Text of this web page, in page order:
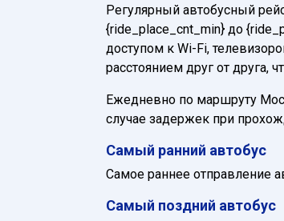
Регулярный автобусный
{ride_place_cnt_min} до
доступом к Wi-Fi,
расстоянием друг от друга,
Ежедневно по маршруту
случае задержек при
Самый ранний автобус
Самое раннее отправление
Самый поздний автобус